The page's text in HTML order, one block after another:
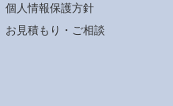
個人情報保護方針
お見積もり・ご相談